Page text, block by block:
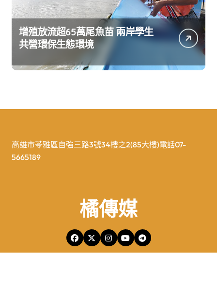
增殖放流超65萬尾魚苗 兩岸學生
共營環保生態環境
高雄市苓雅區自強三路3號34樓之2(85大樓)電話07-
5665189
橘傳媒